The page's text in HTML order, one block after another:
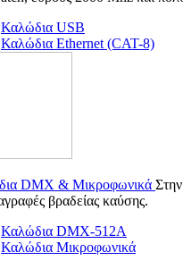
Καλώδια USB
Καλώδια Ethernet (CAT-8)
DMX & Μικροφωνικά
βραδείας καύσης.
Καλώδια DMX-512A
Καλώδια Μικροφωνικά